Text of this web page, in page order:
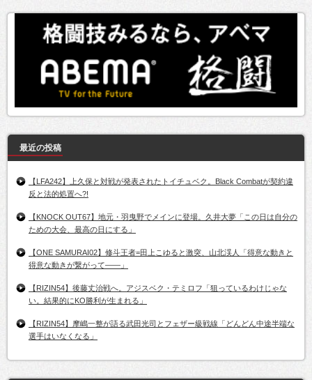
最近の投稿
【LFA242】上久保と対戦が発表されたトイチュベク。Black Combatが契約違
反と法的処置へ?!
【KNOCK OUT67】地元・羽曳野でメインに登場。久井大夢「この日は自分の
ための大会、最高の日にする」
【ONE SAMURAI02】修斗王者=田上こゆると激突、山北渓人「得意な動きと
得意な動きが繋がって――」
【RIZIN54】後藤丈治戦へ。アジスベク・テミロフ「狙っているわけじゃな
い。結果的にKO勝利が生まれる」
【RIZIN54】摩嶋一整が語る武田光司とフェザー級戦線「どんどん中途半端な
選手はいなくなる」